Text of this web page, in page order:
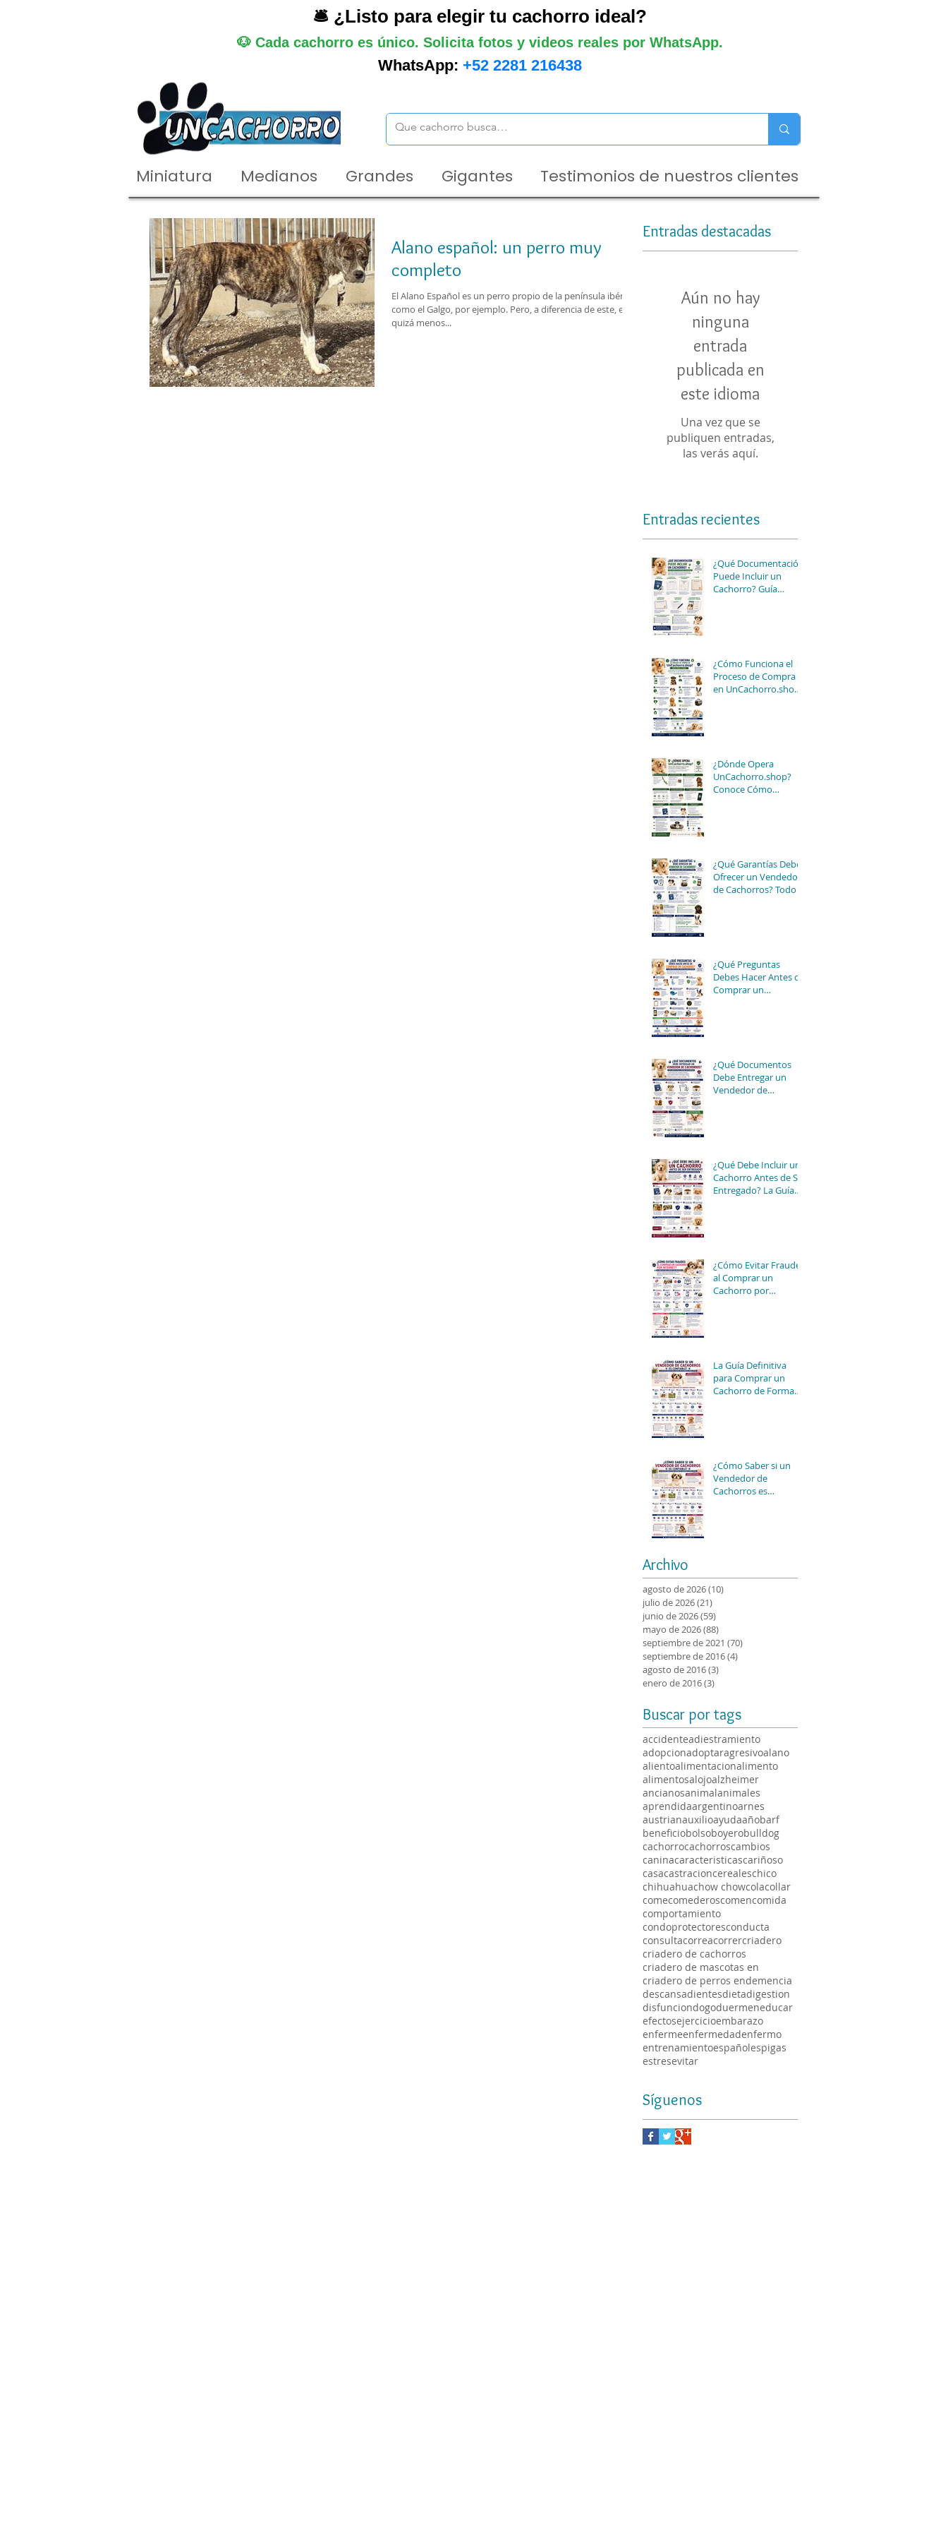
🛎️ ¿Listo para elegir tu cachorro ideal?
🐶 Cada cachorro es único. Solicita fotos y videos reales por WhatsApp.
WhatsApp: +52 2281 216438
Miniatura Medianos Grandes Gigantes Testimonios de nuestros clientes
Alano español: un perro muy
completo
El Alano Español es un perro propio de la península ibérica,
como el Galgo, por ejemplo. Pero, a diferencia de este, es
quizá menos...
Entradas destacadas
Aún no hay
ninguna
entrada
publicada en
este idioma
Una vez que se
publiquen entradas,
las verás aquí.
Entradas recientes
¿Qué Documentación
Puede Incluir un
Cachorro? Guía
¿Cómo Funciona el
Proceso de Compra
en UnCachorro.shop?
¿Dónde Opera
UnCachorro.shop?
Conoce Cómo
¿Qué Garantías Debe
Ofrecer un Vendedor
de Cachorros? Todo lo
¿Qué Preguntas
Debes Hacer Antes de
Comprar un
¿Qué Documentos
Debe Entregar un
Vendedor de
¿Qué Debe Incluir un
Cachorro Antes de Ser
Entregado? La Guía
¿Cómo Evitar Fraudes
al Comprar un
Cachorro por
La Guía Definitiva
para Comprar un
Cachorro de Forma
¿Cómo Saber si un
Vendedor de
Cachorros es
Archivo
agosto de 2026(10)
julio de 2026(21)
junio de 2026(59)
mayo de 2026(88)
septiembre de 2021 (70)
septiembre de 2016(4)
agosto de 2016(3)
enero de 2016(3)
Buscar por tags
accidenteadiestramiento
adopcionadoptaragresivoalano
alientoalimentacionalimento
alimentosalojoalzheimer
ancianosanimalanimales
aprendidaargentinoarnes
austrianauxilioayudaañobarf
beneficiobolsoboyerobulldog
cachorrocachorroscambios
caninacaracteristicascariñoso
casacastracioncerealeschico
chihuahuachow chowcolacollar
comecomederoscomencomida
comportamiento
condoprotectoresconducta
consultacorreacorrercriadero
criadero de cachorros
criadero de mascotas en
criadero de perros endemencia
descansadientesdietadigestion
disfunciondogoduermeneducar
efectosejercicioembarazo
enfermeenfermedadenfermo
entrenamientoespañolespigas
estresevitar
Síguenos